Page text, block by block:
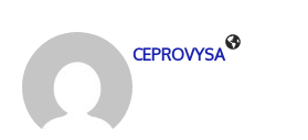
CEPROVYSA